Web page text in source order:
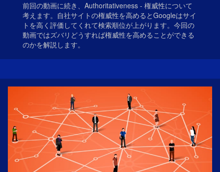
前回の動画に続き、Authoritativeness - 権威性について
考えます。自社サイトの権威性を高めるとGoogleはサイ
トを高く評価してくれて検索順位が上がります。今回の
動画ではズバリどうすれば権威性を高めることができる
のかを解説します。